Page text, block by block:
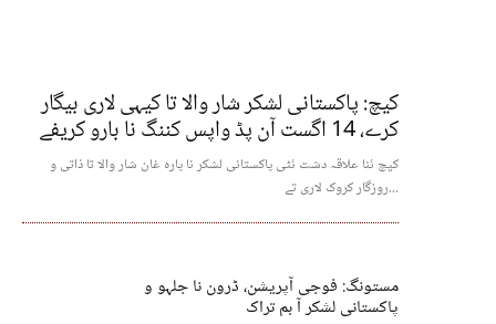
کیچ: پاکستانی لشکر شار والا تا کیہی لاری بیگار
کرے، 14 اگست آن پڈ واپس کننگ نا بارو کریفے
کیچ ئنا علاقہ دشت ئٹی پاکستانی لشکر نا پارہ غان شار والا تا ذاتی و
روزگار کروک لاری تے...
مستونگ: فوجی آپریشن، ڈرون نا جلہو و
پاکستانی لشکر آ بم تراک